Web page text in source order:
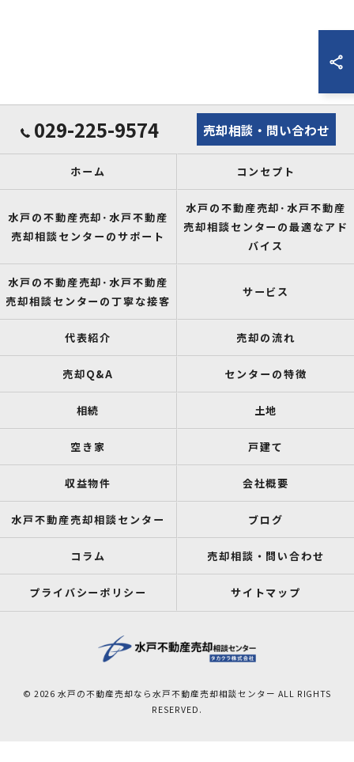
029-225-9574 売却相談・問い合わせ
ホーム コンセプト
水戸の不動産売却･水戸不動産
売却相談センターのサポート
水戸の不動産売却･水戸不動産
売却相談センターの最適なアド
バイス
水戸の不動産売却･水戸不動産
売却相談センターの丁寧な接客
サービス
代表紹介 売却の流れ
売却Q&A センターの特徴
相続 土地
空き家 戸建て
収益物件 会社概要
水戸不動産売却相談センター ブログ
コラム 売却相談・問い合わせ
プライバシーポリシー サイトマップ
© 2026 水戸の不動産売却なら水戸不動産売却相談センター ALL RIGHTS
RESERVED.